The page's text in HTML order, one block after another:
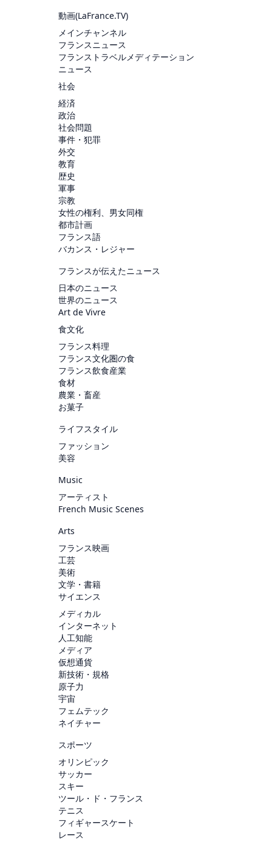
動画(LaFrance.TV)
メインチャンネル
フランスニュース
フランストラベルメディテーション
ニュース
社会
経済
政治
社会問題
事件・犯罪
外交
教育
歴史
軍事
宗教
女性の権利、男女同権
都市計画
フランス語
バカンス・レジャー
フランスが伝えたニュース
日本のニュース
世界のニュース
Art de Vivre
食文化
フランス料理
フランス文化圏の食
フランス飲食産業
食材
農業・畜産
お菓子
ライフスタイル
ファッション
美容
Music
アーティスト
French Music Scenes
Arts
フランス映画
工芸
美術
文学・書籍
サイエンス
メディカル
インターネット
人工知能
メディア
仮想通貨
新技術・規格
原子力
宇宙
フェムテック
ネイチャー
スポーツ
オリンピック
サッカー
スキー
ツール・ド・フランス
テニス
フィギャースケート
レース